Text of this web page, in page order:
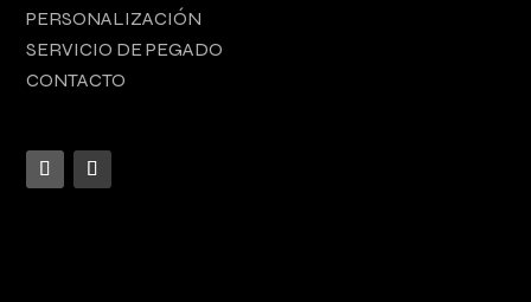
PERSONALIZACIÓN
SERVICIO DE PEGADO
CONTACTO